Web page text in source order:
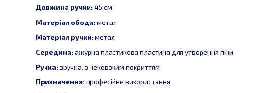
Довжина ручки:45 см
Матеріал обода:метал
Матеріал ручки:метал
Середина:ажурна пластикова пластина для утворення піни
Ручка:зручна, з нековзким покриттям
Призначення:професійне використання